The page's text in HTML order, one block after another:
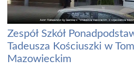
Zespół Szkół
Tadeusza Kościuszki w
Mazowieckim